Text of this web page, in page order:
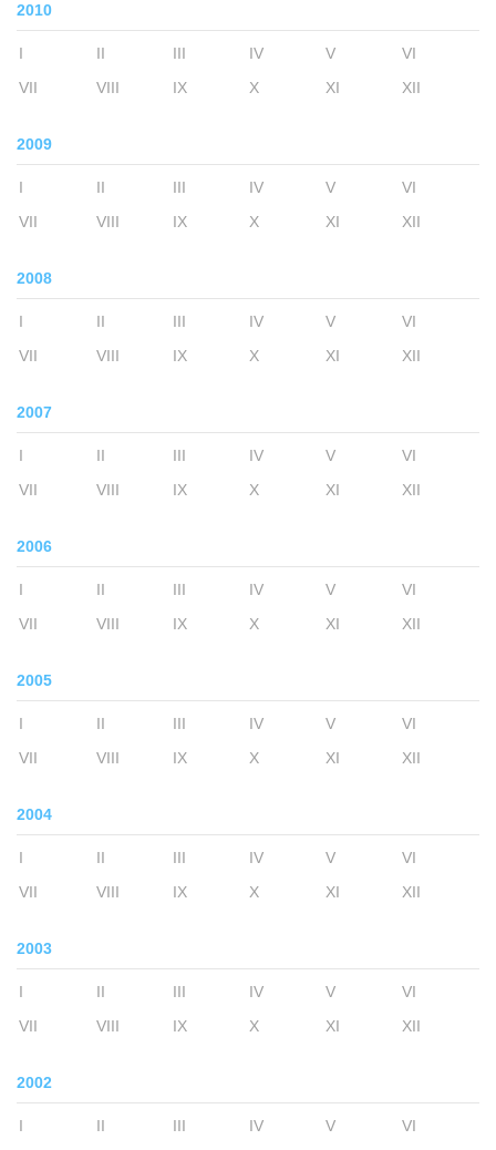
2010
I II III IV V
VI
VII
VIII IX X XI XII
2009
I II III IV V
VI
VII
VIII IX X XI XII
2008
I II III IV V
VI
VII
VIII IX X XI XII
2007
I II III IV V
VI
VII
VIII IX X XI XII
2006
I II III IV V
VI
VII
VIII IX X XI XII
2005
I II III IV V
VI
VII
VIII IX X XI XII
2004
I II III IV V
VI
VII
VIII IX X XI XII
2003
I II III IV V
VI
VII
VIII IX X XI XII
2002
I II III IV V
VI